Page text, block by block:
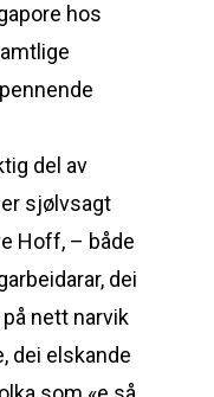
hos
del av
sjølvsagt
Hoff, – både
dei
nett narvik
dei elskande